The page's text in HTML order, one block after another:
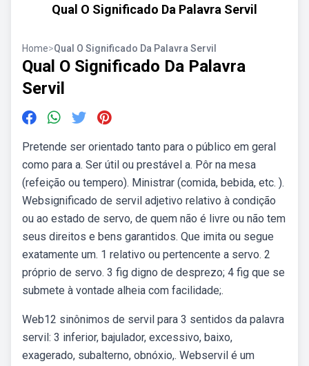
Qual O Significado Da Palavra Servil
Home>Qual O Significado Da Palavra Servil
Qual O Significado Da Palavra
Servil
Pretende ser orientado tanto para o público em geral
como para a. Ser útil ou prestável a. Pôr na mesa
(refeição ou tempero). Ministrar (comida, bebida, etc. ).
Websignificado de servil adjetivo relativo à condição
ou ao estado de servo, de quem não é livre ou não tem
seus direitos e bens garantidos. Que imita ou segue
exatamente um. 1 relativo ou pertencente a servo. 2
próprio de servo. 3 fig digno de desprezo; 4 fig que se
submete à vontade alheia com facilidade;.
Web12 sinônimos de servil para 3 sentidos da palavra
servil: 3 inferior, bajulador, excessivo, baixo,
exagerado, subalterno, obnóxio,. Webservil é um